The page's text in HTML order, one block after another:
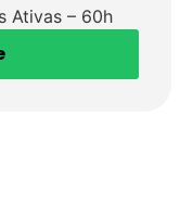
Ativas – 60h